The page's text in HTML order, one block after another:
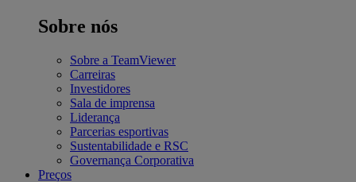
Sobre nós
Sobre a TeamViewer
Carreiras
Investidores
Sala de imprensa
Liderança
Parcerias esportivas
Sustentabilidade e RSC
Governança Corporativa
Preços